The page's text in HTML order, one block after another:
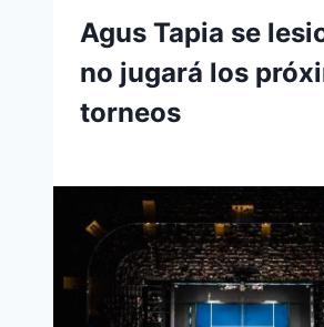
Agus Tapia se
no jugará los
torneos